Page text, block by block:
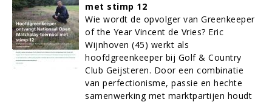
met stimp 12
Wie wordt de opvolger van Greenkeeper
of the Year Vincent de Vries? Eric
Wijnhoven (45) werkt als
hoofdgreenkeeper bij Golf & Country
Club Geijsteren. Door een combinatie
van perfectionisme, passie en hechte
samenwerking met marktpartijen houdt